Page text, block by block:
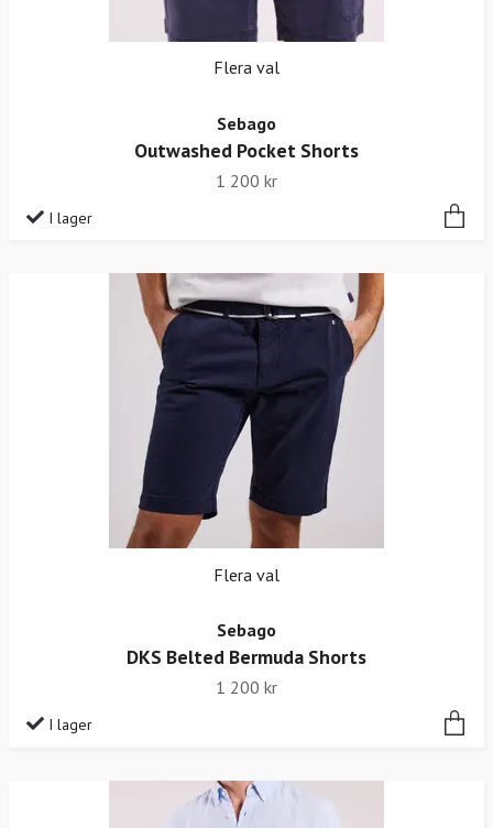
Flera val
Sebago
Outwashed Pocket Shorts
1 200 kr
I lager
Flera val
Sebago
DKS Belted Bermuda Shorts
1 200 kr
I lager